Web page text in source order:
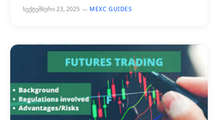
სექტემბერი 23, 2025 MEXC GUIDES